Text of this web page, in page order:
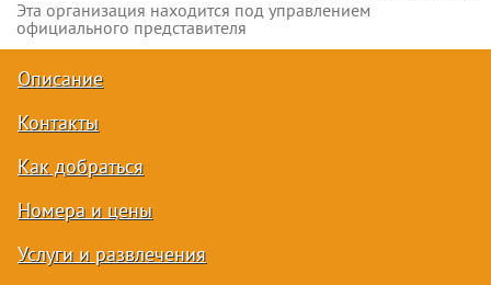
Эта организация находится под управлением
официального представителя
Описание
Контакты
Как добраться
Номера и цены
Услуги и развлечения